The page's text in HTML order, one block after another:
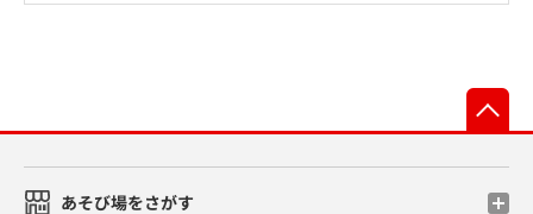
あそび場をさがす